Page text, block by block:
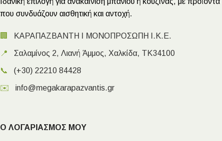
που συνδυάζουν αισθητική και αντοχή.
🏢 ΚΑΡΑΠΑΖΒΑΝΤΗ Ι ΜΟΝΟΠΡΟΣΩΠΗ Ι.Κ.Ε.
📍 Σαλαμίνος 2, Λιανή Άμμος, Χαλκίδα, ΤΚ34100
📞 (+30) 22210 84428
✉️ info@megakarapazvantis.gr
Ο ΛΟΓΑΡΙΑΣΜΟΣ ΜΟΥ